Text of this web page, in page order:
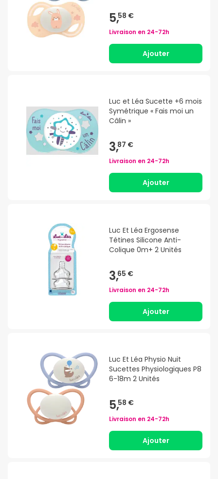
5,58 €
Livraison en 24-72h
Ajouter
Luc et Léa Sucette +6 mois
Symétrique « Fais moi un
Câlin »
3,87 €
Livraison en 24-72h
Ajouter
Luc Et Léa Ergosense
Tétines Silicone Anti-
Colique 0m+ 2 Unités
3,65 €
Livraison en 24-72h
Ajouter
Luc Et Léa Physio Nuit
Sucettes Physiologiques P8
6-18m 2 Unités
5,58 €
Livraison en 24-72h
Ajouter